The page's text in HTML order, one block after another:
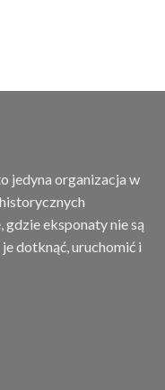
jedyna organizacja w
eksponaty nie są
dotknąć, uruchomić i